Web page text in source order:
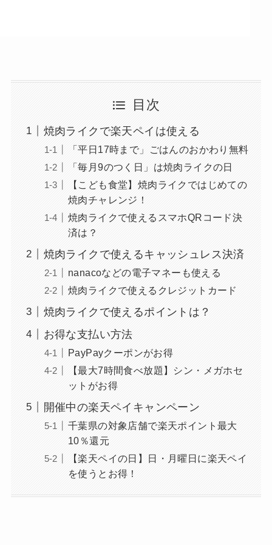
目次
焼肉ライクで楽天ペイは使える
「平日17時まで」ごはんのおかわり無料
「毎月9のつく日」は焼肉ライクの日
【こども食堂】焼肉ライクではじめての
焼肉チャレンジ！
焼肉ライクで使えるスマホQRコード決
済は？
焼肉ライクで使えるキャッシュレス決済
nanacoなどの電子マネーも使える
焼肉ライクで使えるクレジットカード
焼肉ライクで使えるポイントは？
お得な支払い方法
PayPayクーポンがお得
【最大7時間食べ放題】シン・メガホセ
ットがお得
開催中の楽天ペイキャンペーン
千葉県の対象店舗で楽天ポイント最大
10％還元
【楽天ペイの日】日・月曜日に楽天ペイ
を使うとお得！